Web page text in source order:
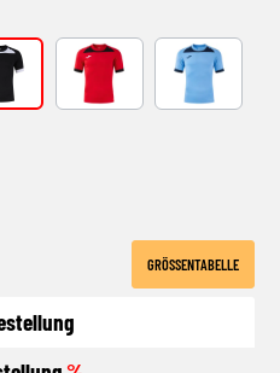
black-white RED-BLACK SKY BLUE-
GRÖSSENTABELLE